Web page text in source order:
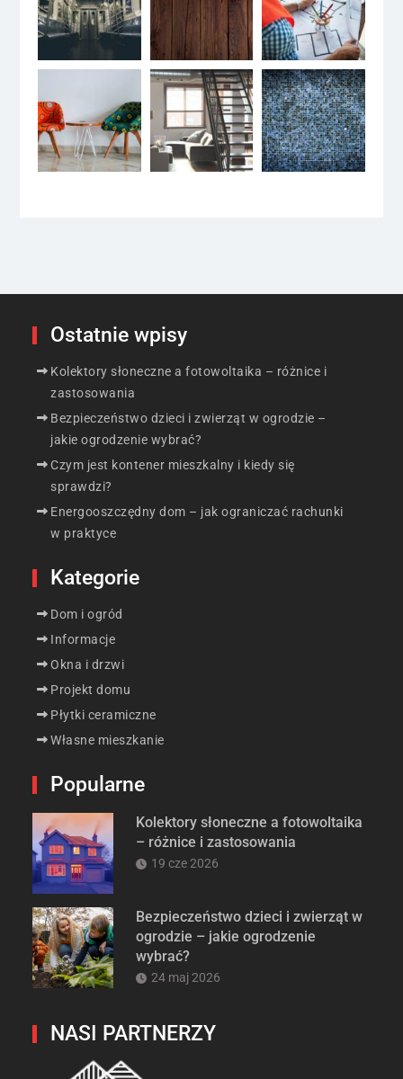
Ostatnie wpisy
Kolektory słoneczne a fotowoltaika – różnice i
zastosowania
Bezpieczeństwo dzieci i zwierząt w ogrodzie –
jakie ogrodzenie wybrać?
Czym jest kontener mieszkalny i kiedy się
sprawdzi?
Energooszczędny dom – jak ograniczać rachunki
w praktyce
Kategorie
Dom i ogród
Informacje
Okna i drzwi
Projekt domu
Płytki ceramiczne
Własne mieszkanie
Popularne
Kolektory słoneczne a fotowoltaika
– różnice i zastosowania
19 cze 2026
Bezpieczeństwo dzieci i zwierząt w
ogrodzie – jakie ogrodzenie
wybrać?
24 maj 2026
NASI PARTNERZY